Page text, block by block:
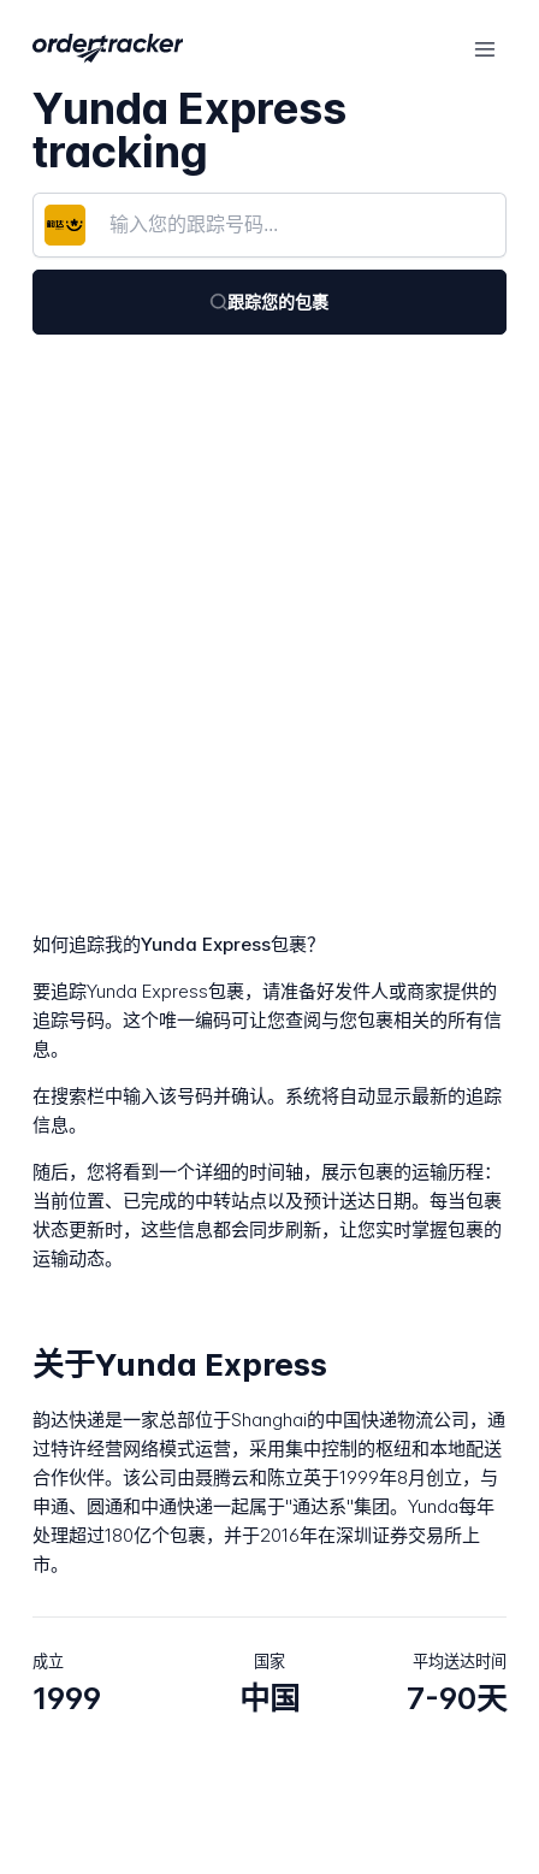
Yunda Express
tracking
跟踪您的包裹
如何追踪我的Yunda Express包裹？
要追踪Yunda Express包裹，请准备好发件人或商家提供的
追踪号码。这个唯一编码可让您查阅与您包裹相关的所有信
息。
在搜索栏中输入该号码并确认。系统将自动显示最新的追踪
信息。
随后，您将看到一个详细的时间轴，展示包裹的运输历程：
当前位置、已完成的中转站点以及预计送达日期。每当包裹
状态更新时，这些信息都会同步刷新，让您实时掌握包裹的
运输动态。
关于Yunda Express
韵达快递是一家总部位于Shanghai的中国快递物流公司，通
过特许经营网络模式运营，采用集中控制的枢纽和本地配送
合作伙伴。该公司由聂腾云和陈立英于1999年8月创立，与
申通、圆通和中通快递一起属于"通达系"集团。Yunda每年
处理超过180亿个包裹，并于2016年在深圳证券交易所上
市。
成立
1999
国家
中国
平均送达时间
7-90天